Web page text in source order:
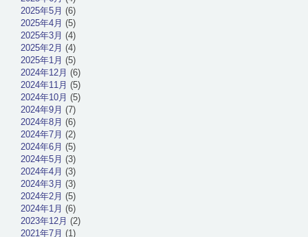
2025年5月 (6)
2025年4月 (5)
2025年3月 (4)
2025年2月 (4)
2025年1月 (5)
2024年12月 (6)
2024年11月 (5)
2024年10月 (5)
2024年9月 (7)
2024年8月 (6)
2024年7月 (2)
2024年6月 (5)
2024年5月 (3)
2024年4月 (3)
2024年3月 (3)
2024年2月 (5)
2024年1月 (6)
2023年12月 (2)
2021年7月 (1)